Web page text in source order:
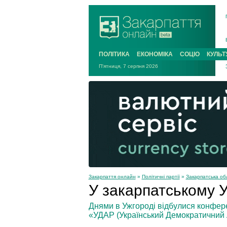
ПОЛІТИКА ЕКОНОМІКА СОЦІО
П'ятниця, 7 серпня 2026
Закарпаття онлайн » Політичні партії» Закарпатська
У закарпатському
Днями в Ужгороді відбулися
«УДАР (Український